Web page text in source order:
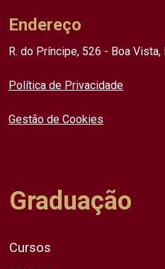
Endereço
R. do Príncipe, 526 - Boa
Política de Privacidade
Gestão de Cookies
Graduação
Cursos